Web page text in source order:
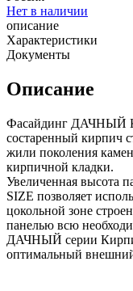
Нет в наличии
описание
Характеристики
Документы
Описание
Фасайдинг ДАЧНЫЙ
состаренный кирпич
жили поколения
кирпичной кладки.
Увеличенная
SIZE позволяет
цокольной зоне
панелью всю
ДАЧНЫЙ серии
оптимальный